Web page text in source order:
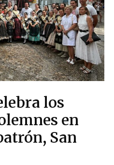
los
en
San